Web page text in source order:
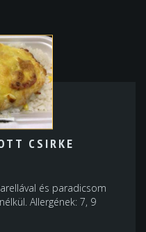
CSIRKE
és paradicsom
Allergének: 7, 9